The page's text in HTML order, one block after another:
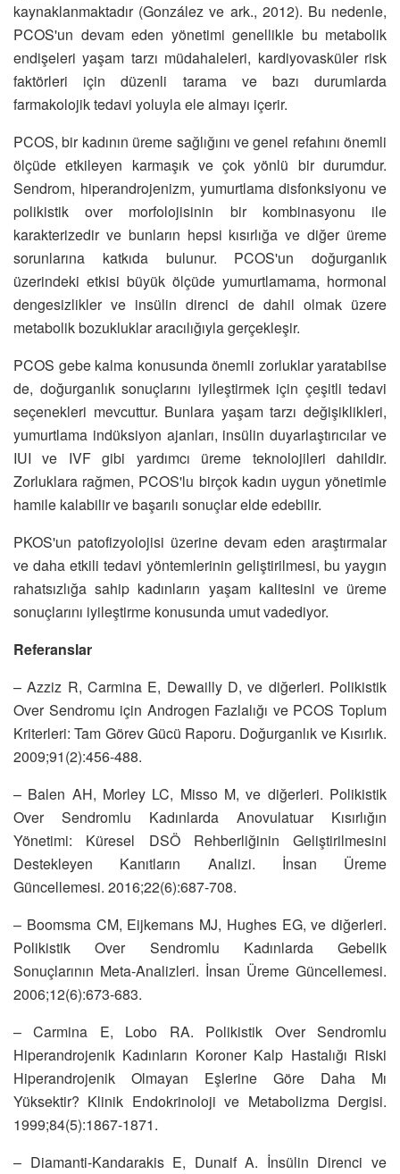
kaynaklanmaktadır (González ve ark., 2012). Bu nedenle,
PCOS'un devam eden yönetimi genellikle bu metabolik
endişeleri yaşam tarzı müdahaleleri, kardiyovasküler risk
faktörleri için düzenli tarama ve bazı durumlarda
farmakolojik tedavi yoluyla ele almayı içerir.
PCOS, bir kadının üreme sağlığını ve genel refahını önemli
ölçüde etkileyen karmaşık ve çok yönlü bir durumdur.
Sendrom, hiperandrojenizm, yumurtlama disfonksiyonu ve
polikistik over morfolojisinin bir kombinasyonu ile
karakterizedir ve bunların hepsi kısırlığa ve diğer üreme
sorunlarına katkıda bulunur. PCOS'un doğurganlık
üzerindeki etkisi büyük ölçüde yumurtlamama, hormonal
dengesizlikler ve insülin direnci de dahil olmak üzere
metabolik bozukluklar aracılığıyla gerçekleşir.
PCOS gebe kalma konusunda önemli zorluklar yaratabilse
de, doğurganlık sonuçlarını iyileştirmek için çeşitli tedavi
seçenekleri mevcuttur. Bunlara yaşam tarzı değişiklikleri,
yumurtlama indüksiyon ajanları, insülin duyarlaştırıcılar ve
IUI ve IVF gibi yardımcı üreme teknolojileri dahildir.
Zorluklara rağmen, PCOS'lu birçok kadın uygun yönetimle
hamile kalabilir ve başarılı sonuçlar elde edebilir.
PKOS'un patofizyolojisi üzerine devam eden araştırmalar
ve daha etkili tedavi yöntemlerinin geliştirilmesi, bu yaygın
rahatsızlığa sahip kadınların yaşam kalitesini ve üreme
sonuçlarını iyileştirme konusunda umut vadediyor.
Referanslar
– Azziz R, Carmina E, Dewailly D, ve diğerleri. Polikistik
Over Sendromu için Androgen Fazlalığı ve PCOS Toplum
Kriterleri: Tam Görev Gücü Raporu. Doğurganlık ve Kısırlık.
2009;91(2):456-488.
– Balen AH, Morley LC, Misso M, ve diğerleri. Polikistik
Over Sendromlu Kadınlarda Anovulatuar Kısırlığın
Yönetimi: Küresel DSÖ Rehberliğinin Geliştirilmesini
Destekleyen Kanıtların Analizi. İnsan Üreme
Güncellemesi. 2016;22(6):687-708.
– Boomsma CM, Eijkemans MJ, Hughes EG, ve diğerleri.
Polikistik Over Sendromlu Kadınlarda Gebelik
Sonuçlarının Meta-Analizleri. İnsan Üreme Güncellemesi.
2006;12(6):673-683.
– Carmina E, Lobo RA. Polikistik Over Sendromlu
Hiperandrojenik Kadınların Koroner Kalp Hastalığı Riski
Hiperandrojenik Olmayan Eşlerine Göre Daha Mı
Yüksektir? Klinik Endokrinoloji ve Metabolizma Dergisi.
1999;84(5):1867-1871.
– Diamanti-Kandarakis E, Dunaif A. İnsülin Direnci ve